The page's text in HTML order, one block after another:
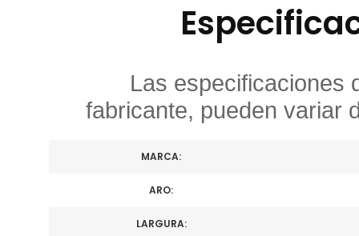
Las especificaciones
fabricante, pueden variar
MARCA:
ARO:
LARGURA: